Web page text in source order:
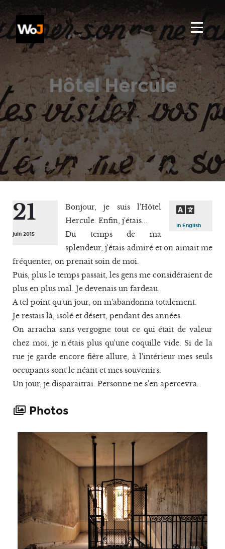
Hôtel Hercule
21
juin 2015
In English
Bonjour, je suis l'Hôtel
Hercule. Enfin, j'étais...
Du temps de ma
splendeur, j'étais admiré et on aimait me
fréquenter, on prenait soin de moi.
Puis, plus le temps passait, les gens me considéraient de
plus en plus mal. Je devenais un fardeau.
A tel point qu'un jour, on m'abandonna totalement.
Je restais là, isolé et désert, pendant des années.
On arracha sans vergogne tout ce qui était de valeur
chez moi, je n'étais plus qu'une coquille vide. Si de la
rue je garde encore fière allure, à l'intérieur mes seuls
occupants sont le néant et mes souvenirs.
Un jour, je disparaitrai. Personne ne s'en apercevra.
Photos